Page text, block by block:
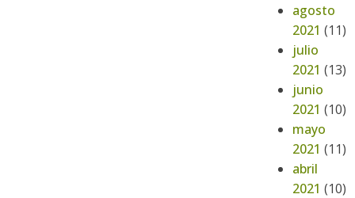
agosto
2021 (11)
julio
2021 (13)
junio
2021 (10)
mayo
2021 (11)
abril
2021 (10)